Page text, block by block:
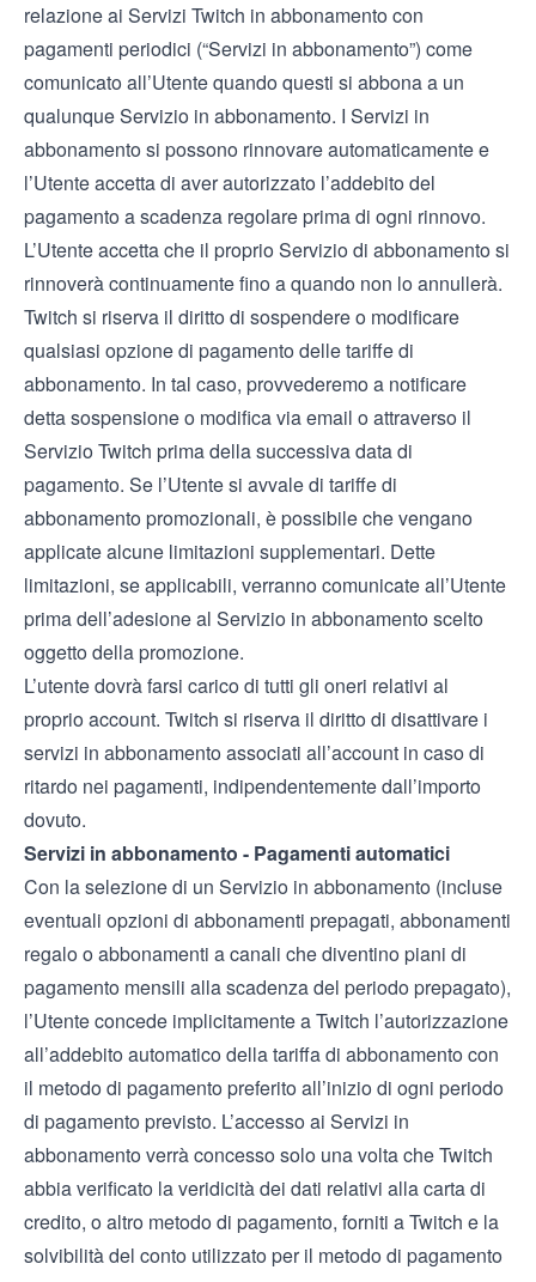
relazione ai Servizi Twitch in abbonamento con
pagamenti periodici (“Servizi in abbonamento”) come
comunicato all’Utente quando questi si abbona a un
qualunque Servizio in abbonamento. I Servizi in
abbonamento si possono rinnovare automaticamente e
l’Utente accetta di aver autorizzato l’addebito del
pagamento a scadenza regolare prima di ogni rinnovo.
L’Utente accetta che il proprio Servizio di abbonamento si
rinnoverà continuamente fino a quando non lo annullerà.
Twitch si riserva il diritto di sospendere o modificare
qualsiasi opzione di pagamento delle tariffe di
abbonamento. In tal caso, provvederemo a notificare
detta sospensione o modifica via email o attraverso il
Servizio Twitch prima della successiva data di
pagamento. Se l’Utente si avvale di tariffe di
abbonamento promozionali, è possibile che vengano
applicate alcune limitazioni supplementari. Dette
limitazioni, se applicabili, verranno comunicate all’Utente
prima dell’adesione al Servizio in abbonamento scelto
oggetto della promozione.
L’utente dovrà farsi carico di tutti gli oneri relativi al
proprio account. Twitch si riserva il diritto di disattivare i
servizi in abbonamento associati all’account in caso di
ritardo nei pagamenti, indipendentemente dall’importo
dovuto.
Servizi in abbonamento - Pagamenti automatici
Con la selezione di un Servizio in abbonamento (incluse
eventuali opzioni di abbonamenti prepagati, abbonamenti
regalo o abbonamenti a canali che diventino piani di
pagamento mensili alla scadenza del periodo prepagato),
l’Utente concede implicitamente a Twitch l’autorizzazione
all’addebito automatico della tariffa di abbonamento con
il metodo di pagamento preferito all’inizio di ogni periodo
di pagamento previsto. L’accesso ai Servizi in
abbonamento verrà concesso solo una volta che Twitch
abbia verificato la veridicità dei dati relativi alla carta di
credito, o altro metodo di pagamento, forniti a Twitch e la
solvibilità del conto utilizzato per il metodo di pagamento